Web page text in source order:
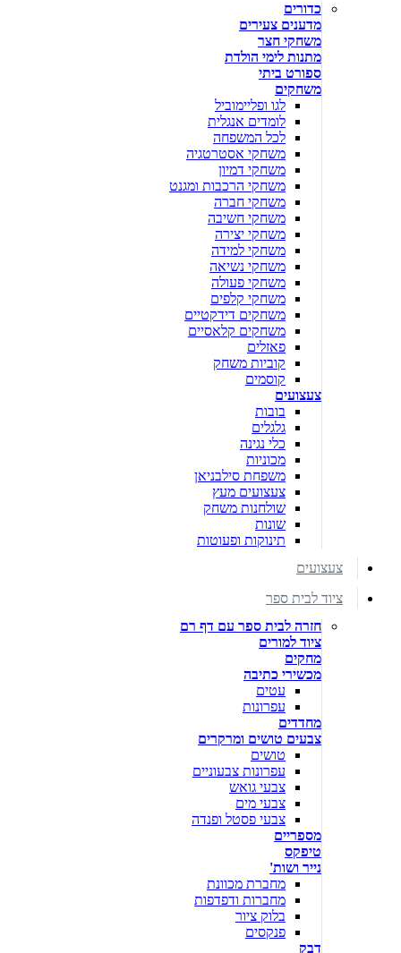
כדורים
מדענים צעירים
משחקי חצר
מתנות לימי הולדת
ספורט ביתי
משחקים
לגו ופליימוביל
לומדים אנגלית
לכל המשפחה
משחקי אסטרטגיה
משחקי דמיון
משחקי הרכבות ומגנט
משחקי חברה
משחקי חשיבה
משחקי יצירה
משחקי למידה
משחקי נשיאה
משחקי פעולה
משחקי קלפים
משחקים דידקטיים
משחקים קלאסיים
פאזלים
קוביות משחק
קוסמים
צעצועים
בובות
גלגלים
כלי נגינה
מכוניות
משפחת סילבניאן
צעצועים מעץ
שולחנות משחק
שונות
תינוקות ופעוטות
צעצועים
ציוד לבית ספר
חזרה לבית ספר עם דף רם
ציוד למורים
מחקים
מכשירי כתיבה
עטים
עפרונות
מחדדים
צבעים טושים ומרקרים
טושים
עפרונות צבעוניים
צבעי גואש
צבעי מים
צבעי פסטל ופנדה
מספריים
טיפקס
נייר ושות'
מחברת מכוונת
מחברות ודפדפות
בלוק ציור
פנקסים
דבק